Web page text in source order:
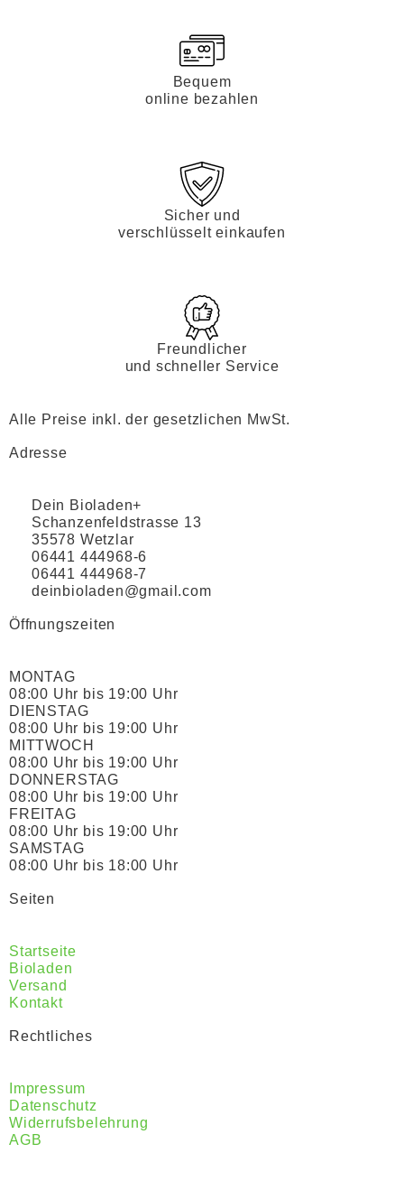
Bequem
online bezahlen
Sicher und
verschlüsselt einkaufen
Freundlicher
und schneller Service
Alle Preise inkl. der gesetzlichen MwSt.
Adresse
Dein Bioladen+
Schanzenfeldstrasse 13
35578 Wetzlar
06441 444968-6
06441 444968-7
deinbioladen@gmail.com
Öffnungszeiten
MONTAG
08:00 Uhr bis 19:00 Uhr
DIENSTAG
08:00 Uhr bis 19:00 Uhr
MITTWOCH
08:00 Uhr bis 19:00 Uhr
DONNERSTAG
08:00 Uhr bis 19:00 Uhr
FREITAG
08:00 Uhr bis 19:00 Uhr
SAMSTAG
08:00 Uhr bis 18:00 Uhr
Seiten
Startseite
Bioladen
Versand
Kontakt
Rechtliches
Impressum
Datenschutz
Widerrufsbelehrung
AGB